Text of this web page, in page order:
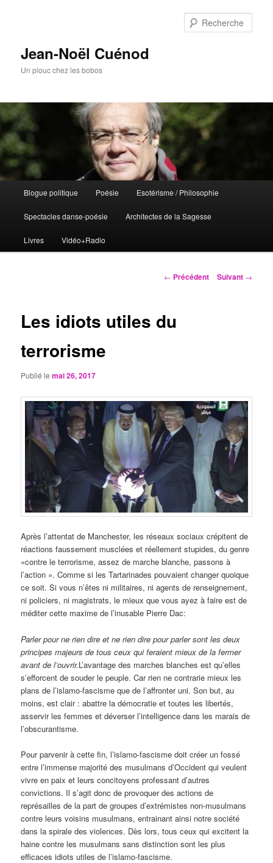
Jean-Noël Cuénod
Un plouc chez les bobos
Aller
au
contenu
Blogue politique Poésie Esotérisme / Philosophie
Spectacles danse-poésie Architectes de la Sagesse
Livres Vidéo+Radio
Navigation
← Précédent Suivant →
Les idiots utiles du
terrorisme
Publié lemai 26, 2017
Après l’attentat de Manchester, les réseaux sociaux crépitent de
réactions faussement musclées et réellement stupides, du genre
«contre le terrorisme, assez de marche blanche, passons à
l’action ». Comme si les Tartarinades pouvaient changer quoique
ce soit. Si vous n’êtes ni militaires, ni agents de renseignement,
ni policiers, ni magistrats, le mieux que vous ayez à faire est de
méditer cette maxime de l’inusable Pierre Dac:
Parler pour ne rien dire et ne rien dire pour parler sont les deux
principes majeurs de tous ceux qui feraient mieux de la fermer
avant de l’ouvrir.L’avantage des marches blanches est qu’elles
s’efforcent de souder le peuple. Car rien ne contrarie mieux les
plans de l’islamo-fascisme que de l’affronter uni. Son but, au
moins, est clair : abattre la démocratie et toutes les libertés,
asservir les femmes et déverser l’intelligence dans les marais de
l’obscurantisme.
Pour parvenir à cette fin, l’islamo-fascisme doit créer un fossé
entre l’immense majorité des musulmans d’Occident qui veulent
vivre en paix et leurs concitoyens professant d’autres
convictions. Il s’agit donc de provoquer des actions de
représailles de la part de groupes d’extrémistes non-musulmans
contre leurs voisins musulmans, entrainant ainsi notre société
dans la spirale des violences. Dès lors, tous ceux qui excitent la
haine contre les musulmans sans distinction sont les plus
efficaces idiots utiles de l’islamo-fascisme.